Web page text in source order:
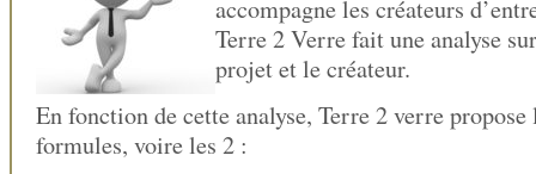
accompagne les créateurs
Terre 2 Verre fait une analyse
projet et le créateur.
En fonction de cette analyse, Terre 2 verre propose
formules, voire les 2 :